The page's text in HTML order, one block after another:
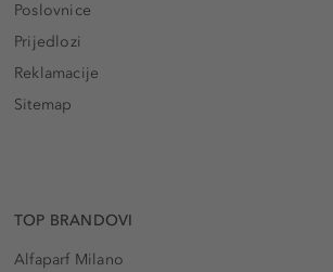
Poslovnice
Prijedlozi
Reklamacije
Sitemap
TOP BRANDOVI
Alfaparf Milano